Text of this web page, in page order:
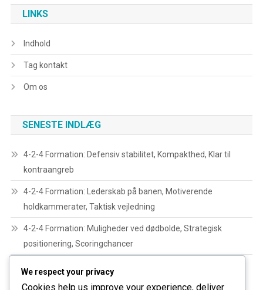
LINKS
Indhold
Tag kontakt
Om os
SENESTE INDLÆG
4-2-4 Formation: Defensiv stabilitet, Kompakthed, Klar til
kontraangreb
4-2-4 Formation: Lederskab på banen, Motiverende
holdkammerater, Taktisk vejledning
4-2-4 Formation: Muligheder ved dødbolde, Strategisk
positionering, Scoringchancer
We respect your privacy
Cookies help us improve your experience, deliver